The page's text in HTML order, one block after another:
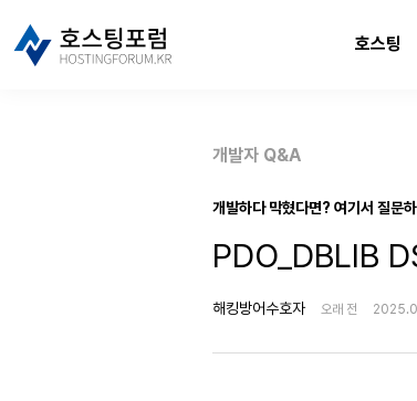
호스팅
개발자 Q&A
개발하다 막혔다면? 여기서 질문
PDO_DBLIB
해킹방어수호자 오래 전